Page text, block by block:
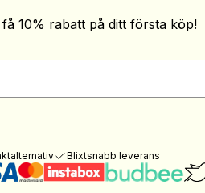
10% rabatt på ditt första köp!
Blixtsnabb leverans